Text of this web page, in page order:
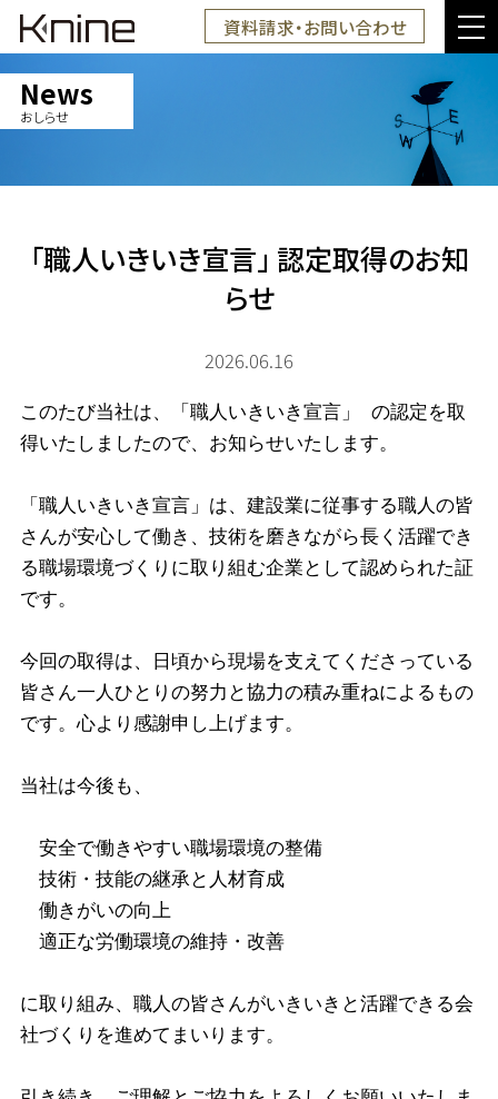
資料請求・お問い合わせ
News
おしらせ
「職人いきいき宣言」 認定取得のお知
らせ
2026.06.16
このたび当社は、「職人いきいき宣言」 の認定を取
得いたしましたので、お知らせいたします。
「職人いきいき宣言」は、建設業に従事する職人の皆
さんが安心して働き、技術を磨きながら長く活躍でき
る職場環境づくりに取り組む企業として認められた証
です。
今回の取得は、日頃から現場を支えてくださっている
皆さん一人ひとりの努力と協力の積み重ねによるもの
です。心より感謝申し上げます。
当社は今後も、
安全で働きやすい職場環境の整備
技術・技能の継承と人材育成
働きがいの向上
適正な労働環境の維持・改善
に取り組み、職人の皆さんがいきいきと活躍できる会
社づくりを進めてまいります。